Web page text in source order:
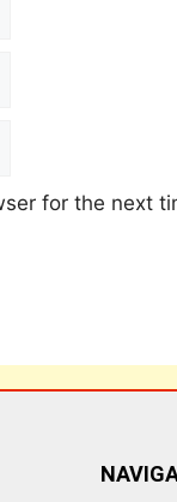
for the next